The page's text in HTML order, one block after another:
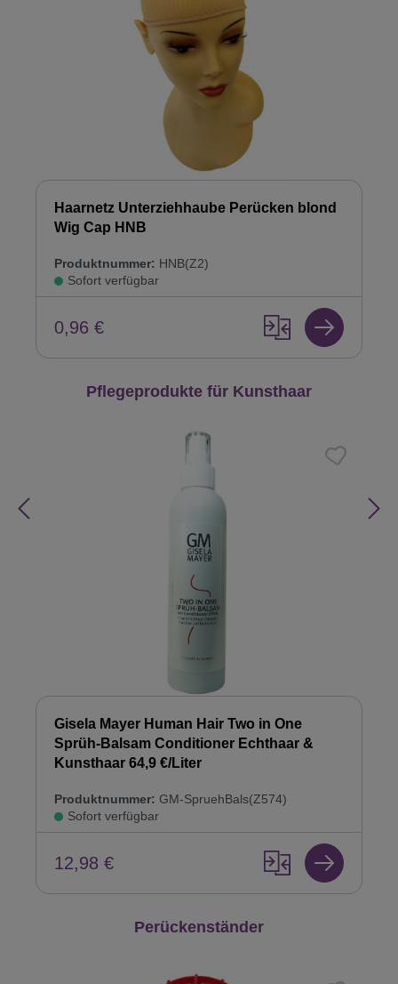
Haarnetz Unterziehhaube Perücken blond
Wig Cap HNB
Produktnummer: HNB(Z2)
Sofort verfügbar
0,96 €
Produktgalerie überspringen
Pflegeprodukte für Kunsthaar
Gisela Mayer Human Hair Two in One
Sprüh-Balsam Conditioner Echthaar &
Kunsthaar 64,9 €/Liter
Produktnummer: GM-SpruehBals(Z574)
Sofort verfügbar
12,98 €
Produktgalerie überspringen
Perückenständer